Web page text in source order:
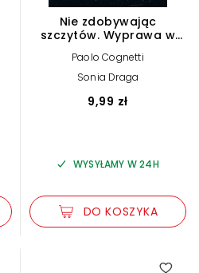
Nie zdobywając
szczytów. Wyprawa w
Paolo Cognetti
Sonia Draga
9,99 zł
WYSYŁAMY W 24H
DO KOSZYKA
5.00